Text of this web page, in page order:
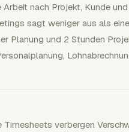
Arbeit nach Projekt, Kunde
sagt weniger aus als
Planung und 2 Stunden
Timesheets verbergen